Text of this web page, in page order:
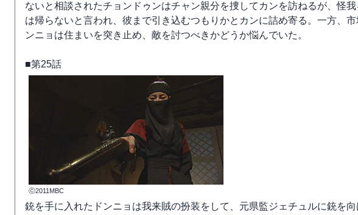
ないと相談されたチョンドゥンはチャン親分を捜してカンを訪ねるが、怪
は帰らないと言われ、彼まで引き込むつもりかとカンに詰め寄る。一方、
ンニョは住まいを突き止め、敵を討つべきかどうか悩んでいた。
■第25話
ⓒ2011MBC
銃を手に入れたドンニョは我来賊の扮装をして、元県監ジェチュルに銃を